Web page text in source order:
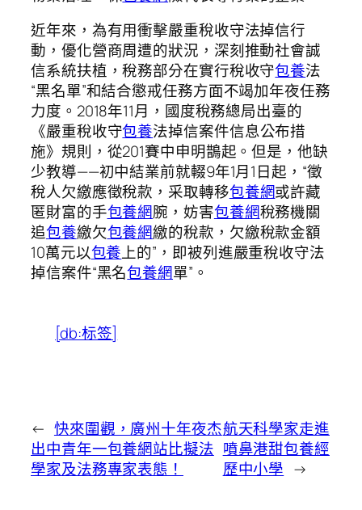
近年來，為有用衝擊嚴重稅收守法掉信行
動，優化營商周遭的狀況，深刻推動社會誠
信系統扶植，稅務部分在實行稅收守包養法
“黑名單”和結合懲戒任務方面不竭加年夜任務
力度。2018年11月，國度稅務總局出臺的
《嚴重稅收守包養法掉信案件信息公布措
施》規則，從201賽中申明鵲起。但是，他缺
少教導——初中結業前就輟9年1月1日起，“徵
稅人欠繳應徵稅款，采取轉移包養網或許藏
匿財富的手包養網腕，妨害包養網稅務機關
追包養繳欠包養網繳的稅款，欠繳稅款金額
10萬元以包養上的”，即被列進嚴重稅收守法
掉信案件“黑名包養網單”。
[db:标签]
← 快來圍觀，廣州十年夜杰
出中青年一包養網站比擬法
學家及法務專家表態！
航天科學家走進
噴鼻港甜包養經
歷中小學 →